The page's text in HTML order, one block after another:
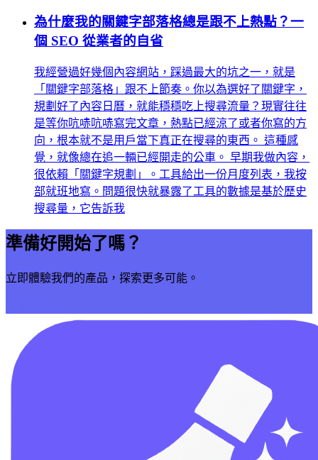
為什麼我的關鍵字部落格總是跟不上熱點？一
個 SEO 從業者的自省
我經營過好幾個內容網站，踩過最大的坑之一，就是
「關鍵字部落格」跟不上節奏。你以為選好了關鍵字，
規劃好了內容日曆，就能穩穩吃上搜尋流量？現實往往
是等你吭哧吭哧寫完文章，熱點已經涼了或者你寫的方
向，根本就不是用戶當下真正在搜尋的東西。 這種感
覺，就像總在追一輛已經開走的公車。 早期我做內容，
很依賴「關鍵字規劃」。工具給出一份月度列表，我按
部就班地寫。問題很快就暴露了工具的數據是基於歷史
搜尋量，它告訴我
準備好開始了嗎？
立即體驗我們的產品，探索更多可能。